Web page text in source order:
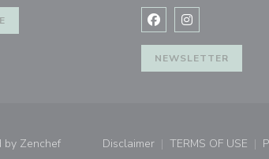
Facebook ((opens in
Instagram
NEWSLETTER
by Zenchef((opens in a new window))
Disclaimer
((opens in a new window))
TERMS OF USE
((opens